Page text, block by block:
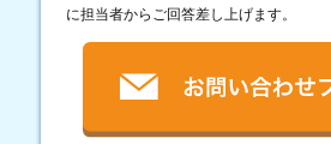
に担当者からご回答差し上げます。